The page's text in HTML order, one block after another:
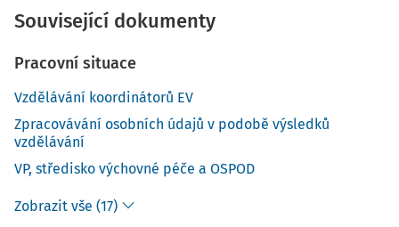
Související dokumenty
Pracovní situace
Vzdělávání koordinátorů EV
Zpracovávání osobních údajů v podobě výsledků
vzdělávání
VP, středisko výchovné péče a OSPOD
Zobrazit vše (17)